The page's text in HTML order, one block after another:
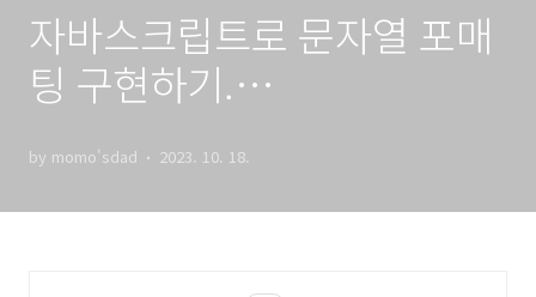
자바스크립트로 문자열 포매
팅 구현하기.
by momo'sdad 2023. 10. 18.